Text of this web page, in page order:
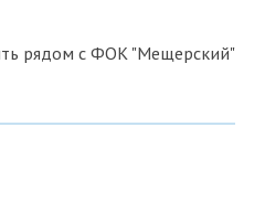
рядом с ФОК "Мещерский"